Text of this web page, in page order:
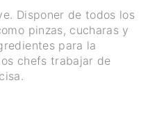
Disponer de todos los
pinzas, cucharas y
para la
chefs trabajar de